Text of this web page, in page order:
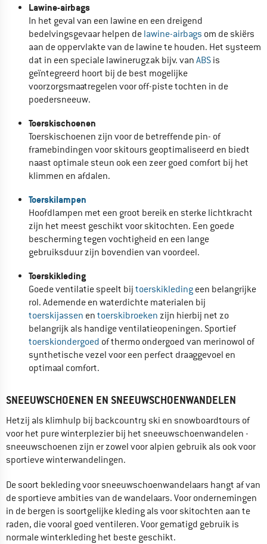
Lawine-airbags
In het geval van een lawine en een dreigend
bedelvingsgevaar helpen de lawine-airbags om de skiërs
aan de oppervlakte van de lawine te houden. Het systeem
dat in een speciale lawinerugzak bijv. van ABSis
geïntegreerd hoort bij de best mogelijke
voorzorgsmaatregelen voor off-piste tochten in de
poedersneeuw.
Toerskischoenen
Toerskischoenen zijn voor de betreffende pin- of
framebindingen voor skitours geoptimaliseerd en biedt
naast optimale steun ook een zeer goed comfort bij het
klimmen en afdalen.
Toerskilampen
Hoofdlampen met een groot bereik en sterke lichtkracht
zijn het meest geschikt voor skitochten. Een goede
bescherming tegen vochtigheid en een lange
gebruiksduur zijn bovendien van voordeel.
Toerskikleding
Goede ventilatie speelt bij toerskikledingeen belangrijke
rol. Ademende en waterdichte materialen bij
toerskijassen en toerskibroeken zijn hierbij net zo
belangrijk als handige ventilatieopeningen. Sportief
toerskiondergoed of thermo ondergoed van merinowol of
synthetische vezel voor een perfect draaggevoel en
optimaal comfort.
SNEEUWSCHOENEN EN SNEEUWSCHOENWANDELEN
Hetzij als klimhulp bij backcountry ski en snowboardtours of
voor het pure winterplezier bij het sneeuwschoenwandelen -
sneeuwschoenen zijn er zowel voor alpien gebruik als ook voor
sportieve winterwandelingen.
De soort bekleding voor sneeuwschoenwandelaars hangt af van
de sportieve ambities van de wandelaars. Voor ondernemingen
in de bergen is soortgelijke kleding als voor skitochten aan te
raden, die vooral goed ventileren. Voor gematigd gebruik is
normale winterkleding het beste geschikt.